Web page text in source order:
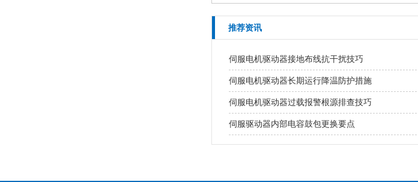
推荐资讯
伺服电机驱动器接地布线抗干扰技巧
伺服电机驱动器长期运行降温防护措施
伺服电机驱动器过载报警根源排查技巧
伺服驱动器内部电容鼓包更换要点